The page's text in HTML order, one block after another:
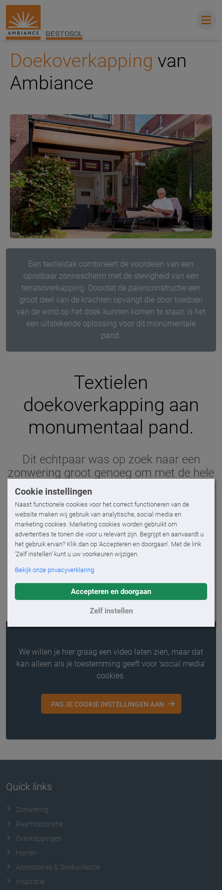
Cookie instellingen
Naast functionele cookies voor het correct functioneren van de
website maken wij gebruik van analytische, social media en
marketing cookies. Marketing cookies worden gebruikt om
advertenties te tonen die voor u relevant zijn. Begrijpt en aanvaardt u
het gebruik ervan? Klik dan op 'Accepteren en doorgaan'. Met de link
'Zelf instellen' kunt u uw voorkeuren wijzigen.
Bekijk onze privacyverklaring
Accepteren en doorgaan
Zelf instellen
BESTOSOL
Doekoverkapping van
Ambiance
Een textieldak combineert de voordelen van een
oprolbaar zonnescherm met de stevigheid van een
terrasoverkapping. Doordat de palenconstructie een
groot deel van de krachten opvangt die door toedoen
van de wind op het doek kunnen komen te staan is het
een uitstekende oplossing voor dit monumentale
pand.
Textielen
doekoverkapping aan
monumentaal pand.
Dit echtpaar was op zoek naar een
zonwering groot genoeg om met de hele
familie onder te kunnen zitten, niet alleen
bij mooi weer en weinig wind, maar ook
als het eens iets harder waait en/of
regent.Omdat in dit geval de muur niet
teveel belast mocht worden is gekozen
voor een doekoverkapping op een
palenconstructie welke ervoor zorgt dat
de belasting op de gevel minimaal is
door de ondersteuning van de palen.
We willen je hier graag een video laten zien, maar dat
kan alleen als je toestemming geeft voor 'social media'
cookies.
PAS JE COOKIE INSTELLINGEN AAN
Quick links
Zonwering
Raamdecoratie
Overkappingen
Horren
Accessoires & Doekcollectie
Inspiratie